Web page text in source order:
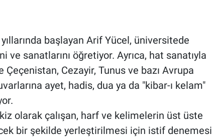
başlayan Arif Yücel, üniversitede
sanatlarını öğretiyor. Ayrıca, hat sanatıyla
Çeçenistan, Cezayir, Tunus ve bazı Avrupa
ayet, hadis, dua ya da "kibar-ı kelam"
olarak çalışan, harf ve kelimelerin üst üste
bir şekilde yerleştirilmesi için istif denemesi